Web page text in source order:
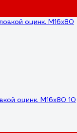
оцинк. М16x80 10